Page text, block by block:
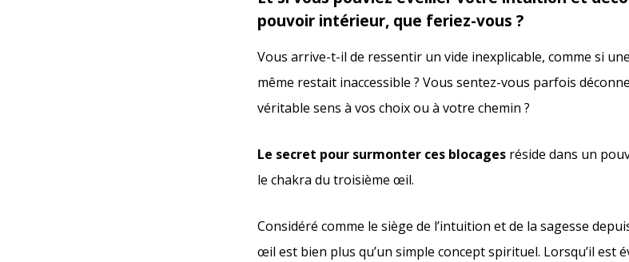
pouvoir intérieur, que feriez-vous ?
Vous arrive-t-il de ressentir un vide inexplicable, comme si
même restait inaccessible ? Vous sentez-vous parfois
véritable sens à vos choix ou à votre chemin ?
Le secret pour surmonter ces blocages réside dans un
le chakra du troisième œil.
Considéré comme le siège de l’intuition et de la sagesse
œil est bien plus qu’un simple concept spirituel. Lorsqu’il est